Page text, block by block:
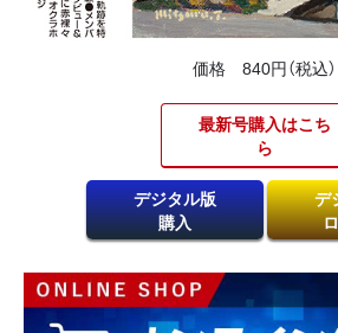
価格 840円（税込）
最新号購入はこち
ら​
デジタル版
購入
デ